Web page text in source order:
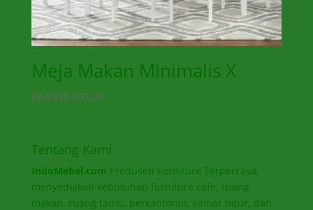
Meja Makan Minimalis X
Rp4,950,000.00
Tentang Kami
IndoMebel.com Produsen Furniture Terpercaya,
menyediakan kebutuhan furniture cafe, ruang
makan, ruang tamu, perkantoran, kamar tidur, dan